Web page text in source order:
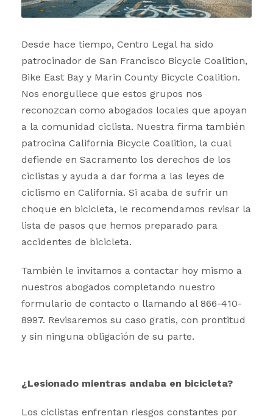
Desde hace tiempo, Centro Legal ha sido
patrocinador de San Francisco Bicycle Coalition,
Bike East Bay y Marin County Bicycle Coalition.
Nos enorgullece que estos grupos nos
reconozcan como abogados locales que apoyan
a la comunidad ciclista. Nuestra firma también
patrocina California Bicycle Coalition, la cual
defiende en Sacramento los derechos de los
ciclistas y ayuda a dar forma a las leyes de
ciclismo en California. Si acaba de sufrir un
choque en bicicleta, le recomendamos revisar la
lista de pasos que hemos preparado para
accidentes de bicicleta.
También le invitamos a contactar hoy mismo a
nuestros abogados completando nuestro
formulario de contacto o llamando al 866-410-
8997. Revisaremos su caso gratis, con prontitud
y sin ninguna obligación de su parte.
¿Lesionado mientras andaba en bicicleta?
Los ciclistas enfrentan riesgos constantes por